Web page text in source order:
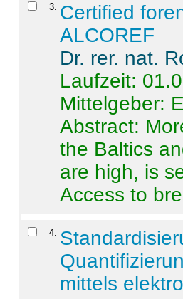
3 Certified
ALCOREF
Dr. rer. nat.
Laufzeit:
Mittelgeber:
Abstract:
the Baltics
are high, is
Access to
4
mittels